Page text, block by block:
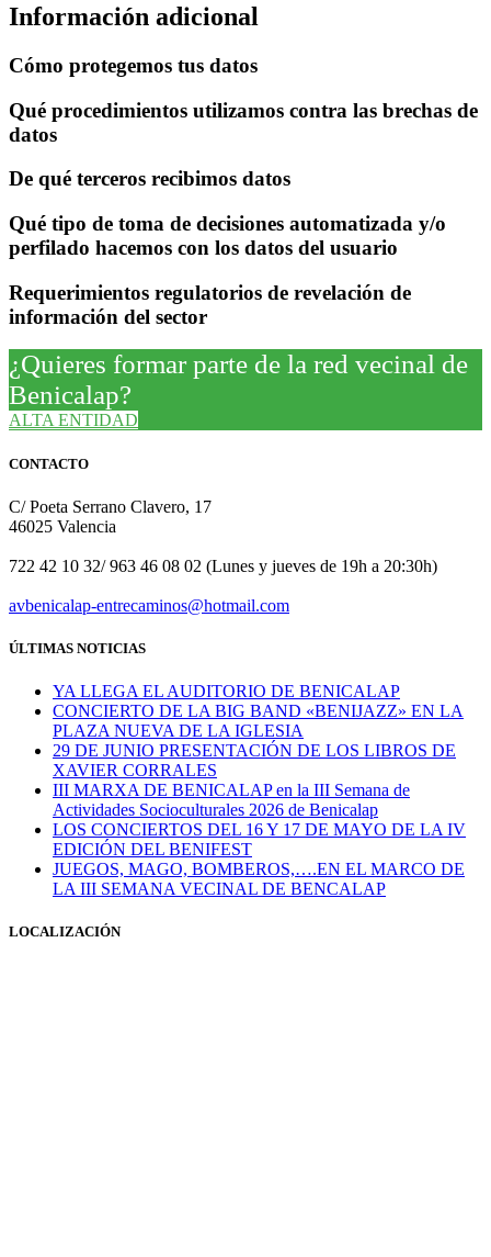
Información adicional
Cómo protegemos tus datos
Qué procedimientos utilizamos contra las brechas de
datos
De qué terceros recibimos datos
Qué tipo de toma de decisiones automatizada y/o
perfilado hacemos con los datos del usuario
Requerimientos regulatorios de revelación de
información del sector
¿Quieres formar parte de la red vecinal de
Benicalap?
ALTA ENTIDAD
CONTACTO
C/ Poeta Serrano Clavero, 17
46025 Valencia
722 42 10 32/ 963 46 08 02 (Lunes y jueves de 19h a 20:30h)
avbenicalap-entrecaminos@hotmail.com
ÚLTIMAS NOTICIAS
YA LLEGA EL AUDITORIO DE BENICALAP
CONCIERTO DE LA BIG BAND «BENIJAZZ» EN LA
PLAZA NUEVA DE LA IGLESIA
29 DE JUNIO PRESENTACIÓN DE LOS LIBROS DE
XAVIER CORRALES
III MARXA DE BENICALAP en la III Semana de
Actividades Socioculturales 2026 de Benicalap
LOS CONCIERTOS DEL 16 Y 17 DE MAYO DE LA IV
EDICIÓN DEL BENIFEST
JUEGOS, MAGO, BOMBEROS,….EN EL MARCO DE
LA III SEMANA VECINAL DE BENCALAP
LOCALIZACIÓN